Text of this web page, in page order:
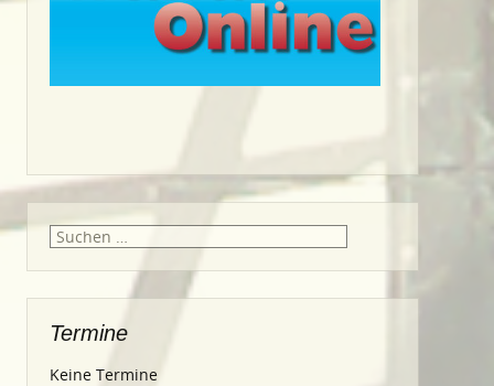
Suche
Termine
Keine Termine